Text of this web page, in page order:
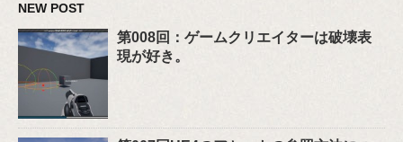
NEW POST
第008回：ゲームクリエイターは破壊表
現が好き。